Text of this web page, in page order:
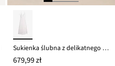
Sukienka ślubna z delikatnego tiulu i z koronkową górą
679,99 zł